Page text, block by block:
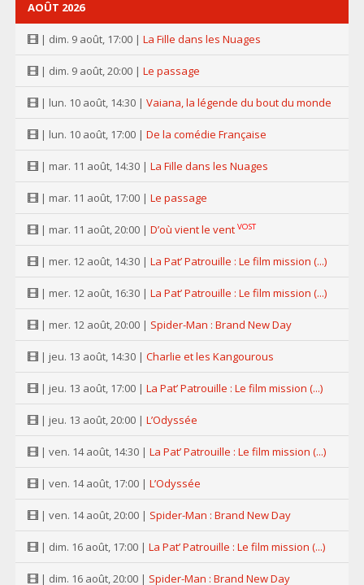
AOÛT 2026
| dim. 9 août, 17:00 | La Fille dans les Nuages
| dim. 9 août, 20:00 | Le passage
| lun. 10 août, 14:30 | Vaiana, la légende du bout du monde
| lun. 10 août, 17:00 | De la comédie Française
| mar. 11 août, 14:30 | La Fille dans les Nuages
| mar. 11 août, 17:00 | Le passage
| mar. 11 août, 20:00 | D’où vient le vent VOST
| mer. 12 août, 14:30 | La Pat’ Patrouille : Le film mission (...)
| mer. 12 août, 16:30 | La Pat’ Patrouille : Le film mission (...)
| mer. 12 août, 20:00 | Spider-Man : Brand New Day
| jeu. 13 août, 14:30 | Charlie et les Kangourous
| jeu. 13 août, 17:00 | La Pat’ Patrouille : Le film mission (...)
| jeu. 13 août, 20:00 | L’Odyssée
| ven. 14 août, 14:30 | La Pat’ Patrouille : Le film mission (...)
| ven. 14 août, 17:00 | L’Odyssée
| ven. 14 août, 20:00 | Spider-Man : Brand New Day
| dim. 16 août, 17:00 | La Pat’ Patrouille : Le film mission (...)
| dim. 16 août, 20:00 | Spider-Man : Brand New Day